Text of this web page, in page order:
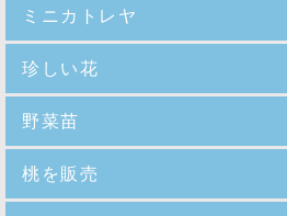
ミニカトレヤ
珍しい花
野菜苗
桃を販売